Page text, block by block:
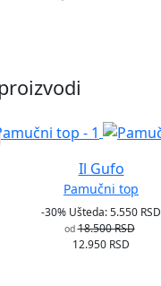
Il Gufo
Pamučni top
-30% Ušteda: 5.550 RSD
od 18.500 RSD
12.950 RSD